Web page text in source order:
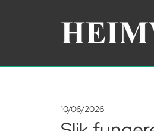
10/06/2026